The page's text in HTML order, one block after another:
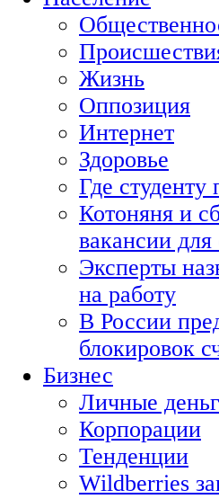
Жизнь
Оппозиция
Интернет
Здоровье
Где студенту
Котоняня и
вакансии для
Эксперты
на работу
В России
блокировок
Бизнес
Личные
Корпорации
Тенденции
Wildberries